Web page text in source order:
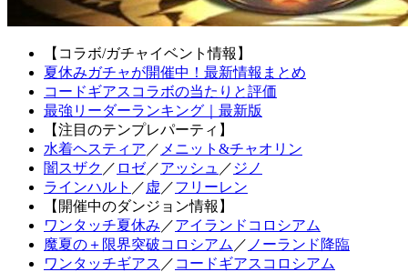
【コラボ/ガチャイベント情報】
夏休みガチャが開催中！最新情報まとめ
コードギアスコラボの当たりと評価
最強リーダーランキング｜最新版
【注目のテンプレパーティ】
水着ヘスティア ／ メニット&チャオリン
闇スザク ／ ロゼ／アッシュ ／ ジノ
ラインハルト ／ 虚 ／フリーレン
【開催中のダンジョン情報】
ワンタッチ夏休み ／アイランドコロシアム
魔夏の＋限界突破コロシアム ／ ノーランド降臨
ワンタッチギアス ／ コードギアスコロシアム